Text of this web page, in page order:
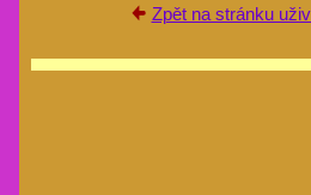
Zpět na stránku